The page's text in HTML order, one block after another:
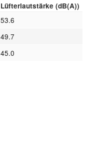
Lüfterlautstärke (dB(A))
53.6
49.7
45.0